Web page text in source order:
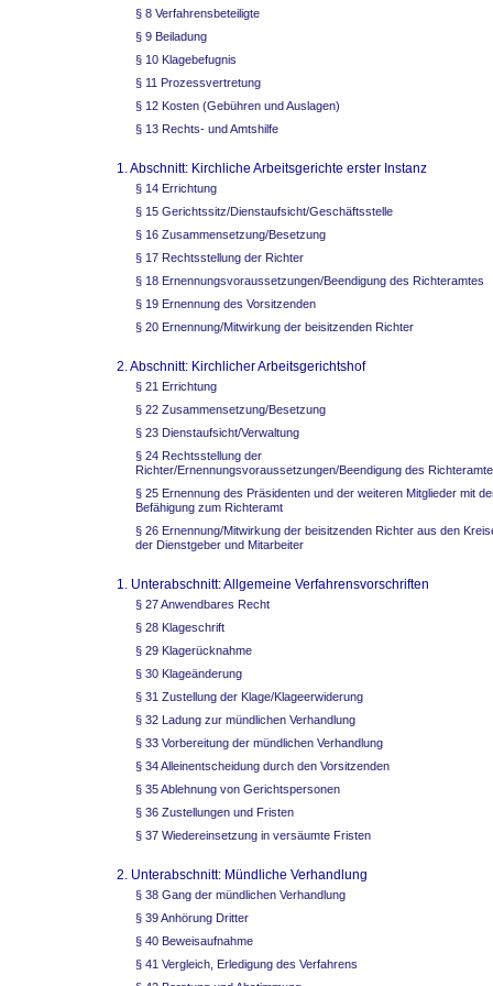
§ 8 Verfahrensbeteiligte
§ 9 Beiladung
§ 10 Klagebefugnis
§ 11 Prozessvertretung
§ 12 Kosten (Gebühren und Auslagen)
§ 13 Rechts- und Amtshilfe
1. Abschnitt: Kirchliche Arbeitsgerichte erster Instanz
§ 14 Errichtung
§ 15 Gerichtssitz/Dienstaufsicht/Geschäftsstelle
§ 16 Zusammensetzung/Besetzung
§ 17 Rechtsstellung der Richter
§ 18 Ernennungsvoraussetzungen/Beendigung des Richteramtes
§ 19 Ernennung des Vorsitzenden
§ 20 Ernennung/Mitwirkung der beisitzenden Richter
2. Abschnitt: Kirchlicher Arbeitsgerichtshof
§ 21 Errichtung
§ 22 Zusammensetzung/Besetzung
§ 23 Dienstaufsicht/Verwaltung
§ 24 Rechtsstellung der
Richter/Ernennungsvoraussetzungen/Beendigung des
§ 25 Ernennung des Präsidenten und der weiteren Mitglieder mit
Befähigung zum Richteramt
§ 26 Ernennung/Mitwirkung der beisitzenden Richter aus den
der Dienstgeber und Mitarbeiter
1. Unterabschnitt: Allgemeine Verfahrensvorschriften
§ 27 Anwendbares Recht
§ 28 Klageschrift
§ 29 Klagerücknahme
§ 30 Klageänderung
§ 31 Zustellung der Klage/Klageerwiderung
§ 32 Ladung zur mündlichen Verhandlung
§ 33 Vorbereitung der mündlichen Verhandlung
§ 34 Alleinentscheidung durch den Vorsitzenden
§ 35 Ablehnung von Gerichtspersonen
§ 36 Zustellungen und Fristen
§ 37 Wiedereinsetzung in versäumte Fristen
2. Unterabschnitt: Mündliche Verhandlung
§ 38 Gang der mündlichen Verhandlung
§ 39 Anhörung Dritter
§ 40 Beweisaufnahme
§ 41 Vergleich, Erledigung des Verfahrens